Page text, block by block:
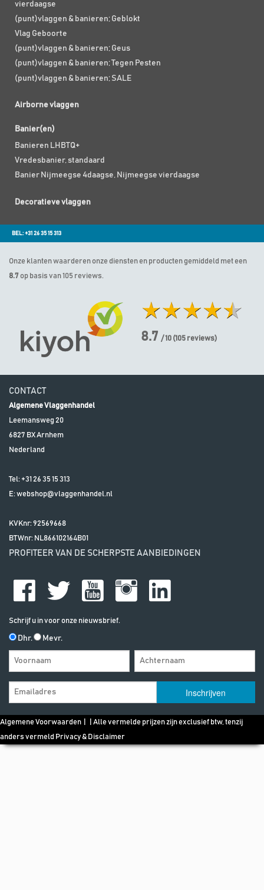
vierdaagse
(punt)vlaggen & banieren; Geblokt
Vlag Geboorte
(punt)vlaggen & banieren; Geus
(punt)vlaggen & banieren; Tegen Pesten
(punt)vlaggen & banieren; SALE
Airborne vlaggen
Banier(en)
Banieren LHBTQ+
Vredesbanier, standaard
Banier Nijmeegse 4daagse, Nijmeegse vierdaagse
Decoratieve vlaggen
BEL: +31 26 35 15 313
Onze klanten waarderen onze diensten en producten gemiddeld met een
8.7 op basis van 105 reviews.
8.7 / 10 (105 reviews)
CONTACT
Algemene Vlaggenhandel
Leemansweg 20
6827 BXArnhem
Nederland
Tel: +31 26 35 15 313
E:webshop@vlaggenhandel.nl
KVKnr: 92569668
BTWnr: NL866102164B01
PROFITEER VAN DE SCHERPSTE AANBIEDINGEN
Schrijf u in voor onze nieuwsbrief.
Dhr. Mevr.
Algemene Voorwaarden | | Alle vermelde prijzen zijn exclusief btw, tenzij
anders vermeld Privacy & Disclaimer